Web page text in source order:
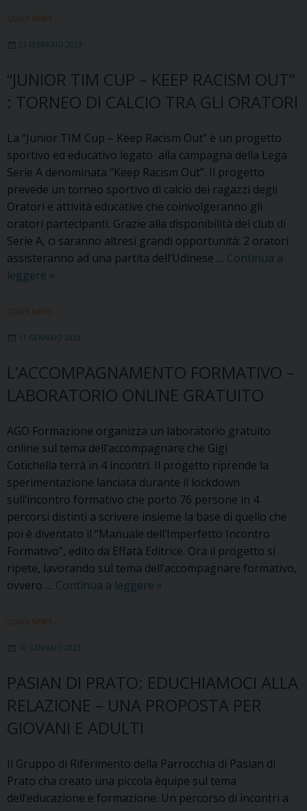
QUICK NEWS
23 FEBBRAIO 2023
“JUNIOR TIM CUP – KEEP RACISM OUT”
: TORNEO DI CALCIO TRA GLI ORATORI
La “Junior TIM Cup – Keep Racism Out” è un progetto
sportivo ed educativo legato alla campagna della Lega
Serie A denominata “Keep Racism Out”. Il progetto
prevede un torneo sportivo di calcio dei ragazzi degli
Oratori e attività educative che coinvolgeranno gli
oratori partecipanti. Grazie alla disponibilità dei club di
Serie A, ci saranno altresì grandi opportunità: 2 oratori
assisteranno ad una partita dell’Udinese … Continua a
leggere “Junior
Cup
Keep
Out”
:
di
calcio
tra
gli
oratori
»
QUICK NEWS
11 GENNAIO 2023
L’ACCOMPAGNAMENTO FORMATIVO –
LABORATORIO ONLINE GRATUITO
AGO Formazione organizza un laboratorio gratuito
online sul tema dell’accompagnare che Gigi
Cotichella terrà in 4 incontri. Il progetto riprende la
sperimentazione lanciata durante il lockdown
sull’incontro formativo che portò 76 persone in 4
percorsi distinti a scrivere insieme la base di quello che
poi è diventato il “Manuale dell’Imperfetto Incontro
Formativo”, edito da Effatà Editrice. Ora il progetto si
ripete, lavorando sul tema dell’accompagnare formativo,
ovvero … Continua a leggere L’accompagnamento
»
QUICK NEWS
10 GENNAIO 2023
PASIAN DI PRATO: EDUCHIAMOCI ALLA
RELAZIONE – UNA PROPOSTA PER
GIOVANI E ADULTI
Il Gruppo di Riferimento della Parrocchia di Pasian di
Prato cha creato una piccola èquipe sul tema
dell’educazione e formazione. Un percorso di incontri a